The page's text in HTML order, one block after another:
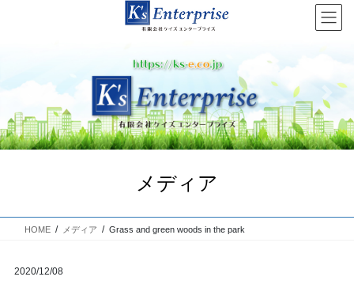
へ
キ
ッ
ョ
に
移
Next
メディア
HOME メディア Grass and green woods in the park
2020/12/08